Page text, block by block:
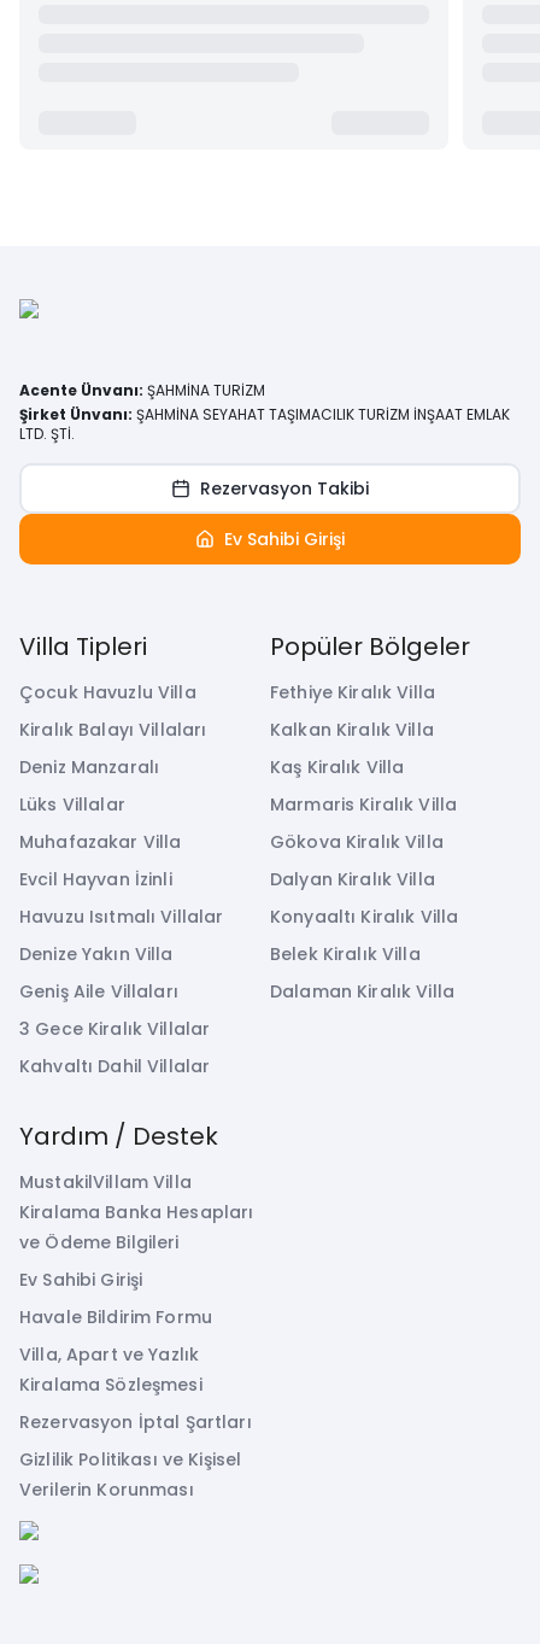
Villa Tipleri
Çocuk Havuzlu Villa
Kiralık Balayı Villaları
Deniz Manzaralı
Lüks Villalar
Muhafazakar Villa
Evcil Hayvan İzinli
Havuzu Isıtmalı Villalar
Denize Yakın Villa
Geniş Aile Villaları
3 Gece Kiralık Villalar
Kahvaltı Dahil Villalar
Popüler Bölgeler
Fethiye Kiralık Villa
Kalkan Kiralık Villa
Kaş Kiralık Villa
Marmaris Kiralık Villa
Gökova Kiralık Villa
Dalyan Kiralık Villa
Konyaaltı Kiralık Villa
Belek Kiralık Villa
Dalaman Kiralık Villa
Yardım / Destek
MustakilVillam Villa
Kiralama Banka Hesapları
ve Ödeme Bilgileri
Ev Sahibi Girişi
Havale Bildirim Formu
Villa, Apart ve Yazlık
Kiralama Sözleşmesi
Rezervasyon İptal Şartları
Gizlilik Politikası ve Kişisel
Verilerin Korunması
Acente Ünvanı: ŞAHMİNA TURİZM
Şirket Ünvanı: ŞAHMİNA SEYAHAT TAŞIMACILIK TURİZM İNŞAAT EMLAK
LTD. ŞTİ.
Rezervasyon Takibi
Ev Sahibi Girişi